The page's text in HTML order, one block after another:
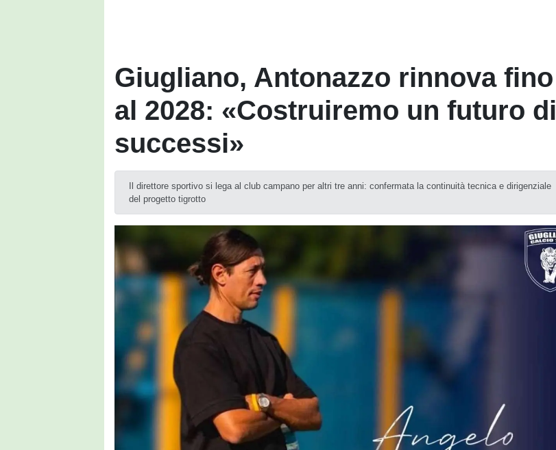
Giugliano, Antonazzo rinnova fino
al 2028: «Costruiremo un futuro di
successi»
Il direttore sportivo si lega al club campano per altri tre anni: confermata la continuità tecnica e dirigenziale
del progetto tigrotto